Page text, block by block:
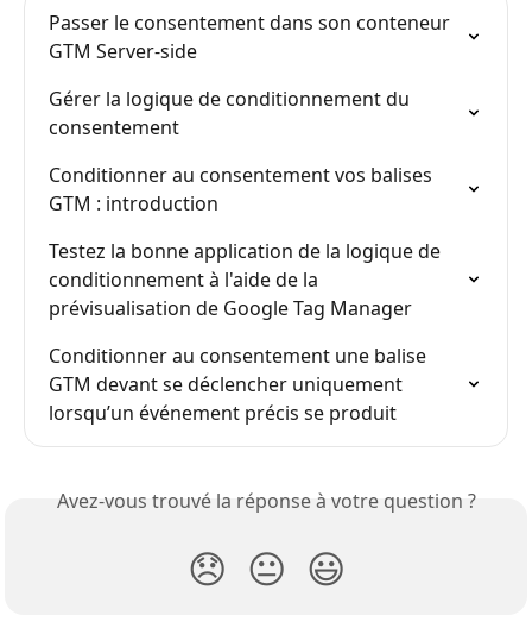
Passer le consentement dans son conteneur
GTM Server-side
Gérer la logique de conditionnement du
consentement
Conditionner au consentement vos balises
GTM : introduction
Testez la bonne application de la logique de
conditionnement à l'aide de la
prévisualisation de Google Tag Manager
Conditionner au consentement une balise
GTM devant se déclencher uniquement
lorsqu’un événement précis se produit
Avez-vous trouvé la réponse à votre question ?
😞 😐 😃